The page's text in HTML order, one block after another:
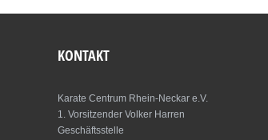
KONTAKT
Karate Centrum Rhein-Neckar e.V.
1. Vorsitzender Volker Harren
Geschäftsstelle